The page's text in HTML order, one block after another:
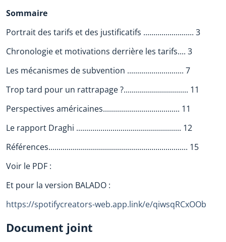
Sommaire
Portrait des tarifs et des justificatifs ......................... 3
Chronologie et motivations derrière les tarifs.... 3
Les mécanismes de subvention ............................ 7
Trop tard pour un rattrapage ?................................ 11
Perspectives américaines...................................... 11
Le rapport Draghi .................................................... 12
Références..................................................................... 15
Voir le PDF :
Et pour la version BALADO :
https://spotifycreators-web.app.link/e/qiwsqRCxOOb
Document joint